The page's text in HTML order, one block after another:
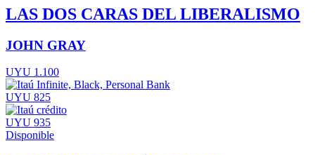
LAS DOS CARAS DEL LIBERALISMO
JOHN GRAY
UYU 1.100
UYU 825
UYU 935
Disponible